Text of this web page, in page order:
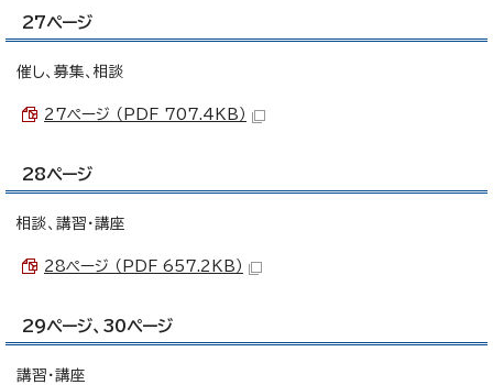
27ページ
催し、募集、相談
27ページ （PDF 707.4KB）
28ページ
相談、講習・講座
28ページ （PDF 657.2KB）
29ページ、30ページ
講習・講座